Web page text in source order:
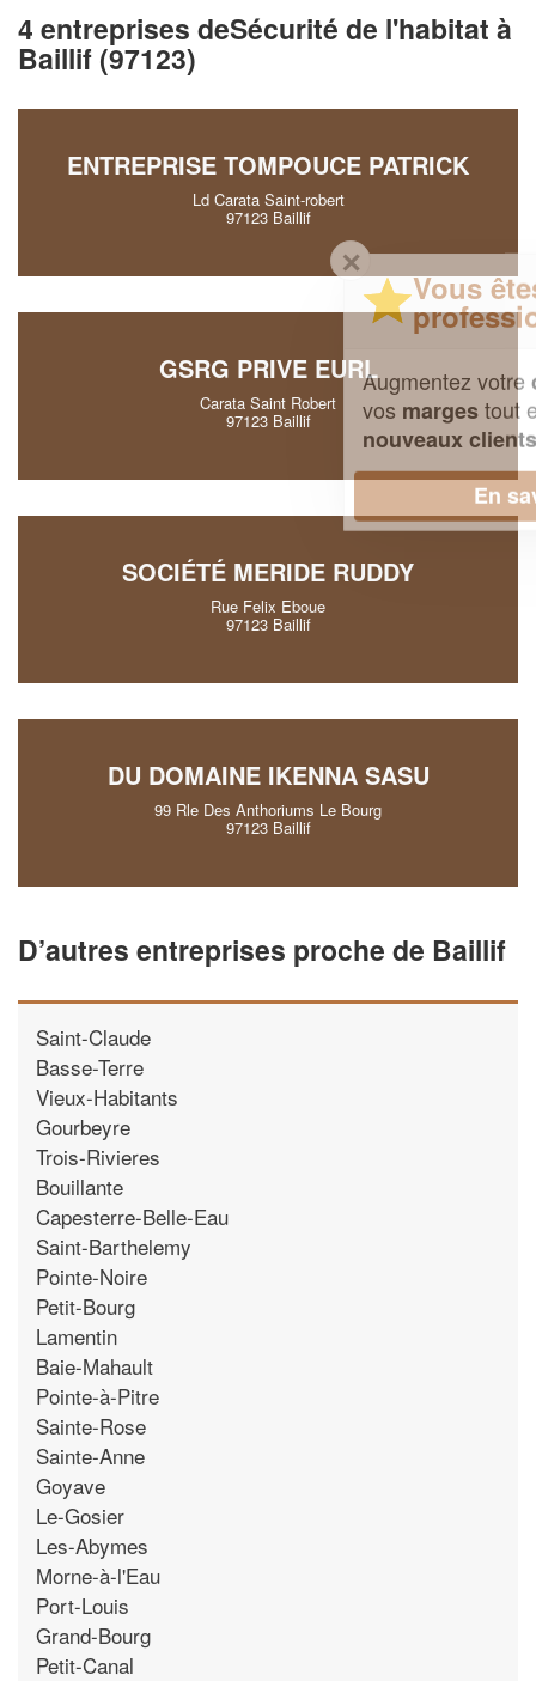
4 entreprises deSécurité de l'habitat à
Baillif (97123)
ENTREPRISE TOMPOUCE PATRICK
Ld Carata Saint-robert
97123 Baillif
GSRG PRIVE EURL
Carata Saint Robert
97123 Baillif
SOCIÉTÉ MERIDE RUDDY
Rue Felix Eboue
97123 Baillif
DU DOMAINE IKENNA SASU
99 Rle Des Anthoriums Le Bourg
97123 Baillif
D’autres entreprises proche de Baillif
Saint-Claude
Basse-Terre
Vieux-Habitants
Gourbeyre
Trois-Rivieres
Bouillante
Capesterre-Belle-Eau
Saint-Barthelemy
Pointe-Noire
Petit-Bourg
Lamentin
Baie-Mahault
Pointe-à-Pitre
Sainte-Rose
Sainte-Anne
Goyave
Le-Gosier
Les-Abymes
Morne-à-l'Eau
Port-Louis
Grand-Bourg
Petit-Canal
Vous êtes un
professionnel ?
Augmentez votrechiffre d'affaireset
margestout en gagnant de